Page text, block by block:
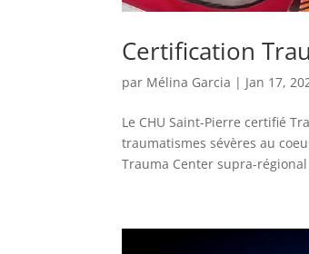
Certification
par Mélina Garcia | Jan 17,
Le CHU Saint-Pierre certifié
traumatismes sévères au
Trauma Center supra-